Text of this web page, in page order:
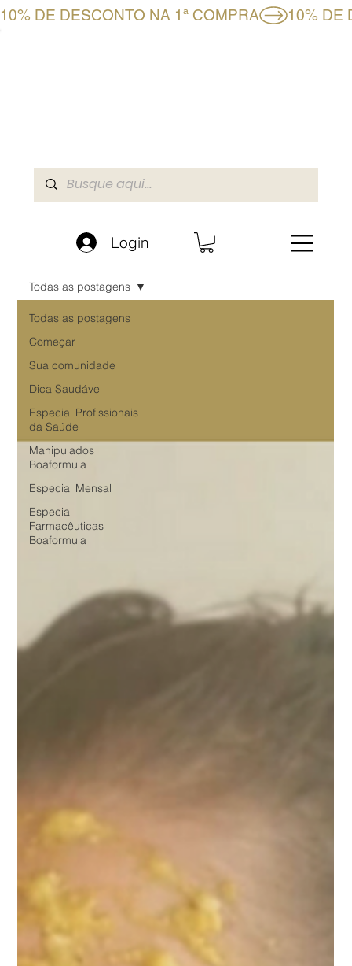
10% DE DESCONTO NA 1ª COMPRA
Login
Todas as postagens
Começar
Sua comunidade
Dica Saudável
Especial Profissionais
da Saúde
Manipulados
Boaformula
Especial Mensal
Especial
Farmacêuticas
Boaformula
Todas as postagens